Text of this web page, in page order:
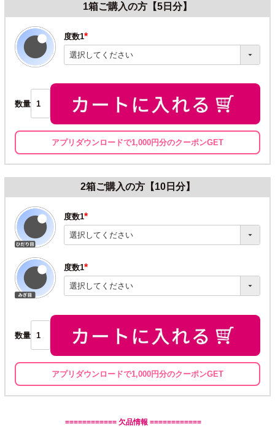
1箱ご購入の方【5日分】
度数1
(必
須)
数量
アプリダウンロードで1,000円分のクーポンGET
2箱ご購入の方【10日分】
度数1
(必
須)
度数1
(必
須)
数量
アプリダウンロードで1,000円分のクーポンGET
============ 欠品情報 ============